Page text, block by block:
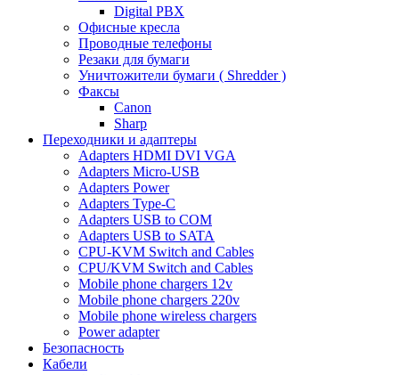
Digital PBX
Офисные кресла
Проводные телефоны
Резаки для бумаги
Уничтожители бумаги ( Shredder )
Факсы
Canon
Sharp
Переходники и адаптеры
Adapters HDMI DVI VGA
Adapters Micro-USB
Adapters Power
Adapters Type-C
Adapters USB to COM
Adapters USB to SATA
CPU-KVM Switch and Cables
CPU/KVM Switch and Cables
Mobile phone chargers 12v
Mobile phone chargers 220v
Mobile phone wireless chargers
Power adapter
Безопасность
Кабели